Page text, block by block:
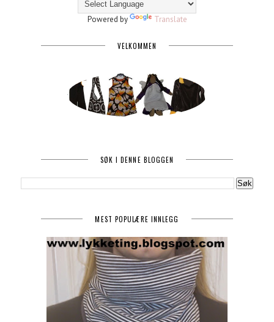
Powered by Translate
VELKOMMEN
SØK I DENNE BLOGGEN
MEST POPULÆRE INNLEGG